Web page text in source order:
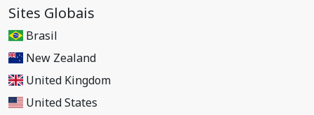
Sites Globais
Brasil
New Zealand
United Kingdom
United States